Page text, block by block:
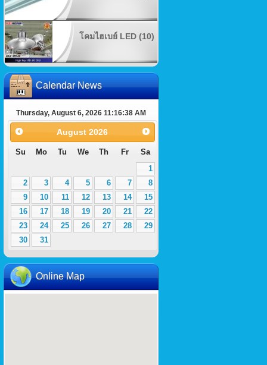
โคมไฮเบย์ LED (10)
Calendar News
Thursday, August 6, 2026 11:16:39 AM
August 2026
Su Mo Tu We Th Fr
Sa
1
2
3 4 5 6 7
8
9
10 11 12 13 14
15
16
17 18 19 20 21
22
23
24 25 26 27 28
29
30
31
Online Map